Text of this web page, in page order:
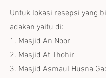
Untuk lokasi resepsi yang
adakan yaitu di:
1. Masjid An Noor
2. Masjid At Thohir
3. Masjid Asmaul Husna